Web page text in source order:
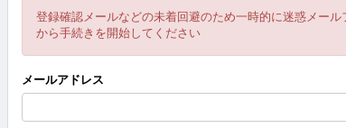
登録確認メールなどの未着回避のため一時的に迷惑メー
から手続きを開始してください
メールアドレス